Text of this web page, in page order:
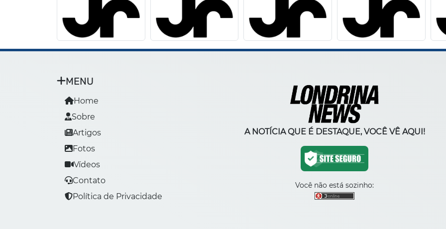
A NOTÍCIA QUE É DESTAQUE, VOCÊ VÊ AQUI!
Você não está sozinho:
MENU
Home
Sobre
Artigos
Fotos
Vídeos
Contato
Política de Privacidade